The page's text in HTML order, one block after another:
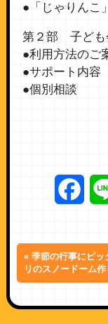
●「じゃりんこ
第２部 子ども
●利用方法のご
●サポート内容
●個別相談
« 季節の行事にピッ
リのスノードーム作